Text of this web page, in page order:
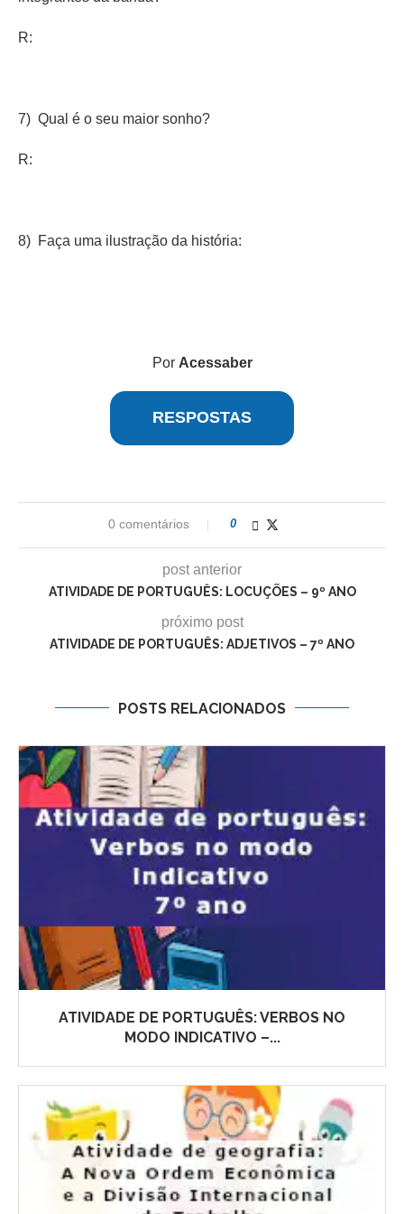
R:
7) Qual é o seu maior sonho?
R:
8) Faça uma ilustração da história:
Por Acessaber
RESPOSTAS
0 comentários 0
post anterior
ATIVIDADE DE PORTUGUÊS: LOCUÇÕES – 9º ANO
próximo post
ATIVIDADE DE PORTUGUÊS: ADJETIVOS – 7º ANO
POSTS RELACIONADOS
ATIVIDADE DE PORTUGUÊS: VERBOS NO
MODO INDICATIVO –...